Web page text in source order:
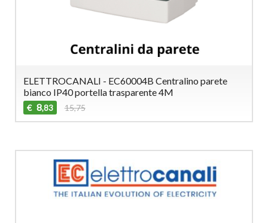
ELETTROCANALI - EC60004B Centralino parete
bianco IP40 portella trasparente 4M
€ 8,83 15,75